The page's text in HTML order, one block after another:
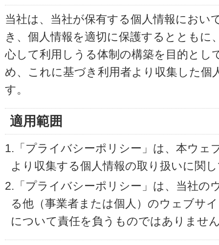
当社は、当社が保有する個人情報におい
き、個人情報を適切に保護するとともに
心して利用しうる体制の構築を目的とし
め、これに基づき利用者より収集した個
す。
適用範囲
1.「プライバシーポリシー」は、本ウェ
より収集する個人情報の取り扱いに関
2.「プライバシーポリシー」は、当社の
る他（事業者または個人）のウェブサ
について責任を負うものではありませ